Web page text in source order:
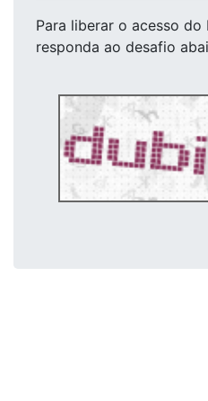
Para liberar o acesso do
responda ao desafio